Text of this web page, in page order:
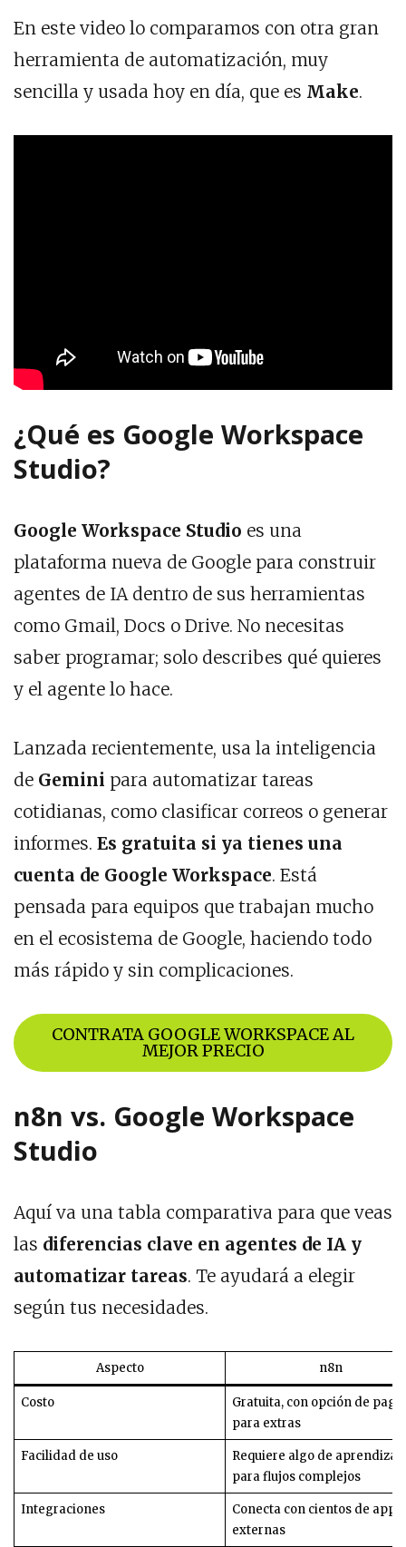
En este video lo comparamos con otra gran
herramienta de automatización, muy
sencilla y usada hoy en día, que es Make.
¿Qué es Google Workspace
Studio?
Google Workspace Studio es una
plataforma nueva de Google para construir
agentes de IA dentro de sus herramientas
como Gmail, Docs o Drive. No necesitas
saber programar; solo describes qué quieres
y el agente lo hace.
Lanzada recientemente, usa la inteligencia
de Gemini para automatizar tareas
cotidianas, como clasificar correos o generar
informes. Es gratuita si ya tienes una
cuenta de Google Workspace. Está
pensada para equipos que trabajan mucho
en el ecosistema de Google, haciendo todo
más rápido y sin complicaciones.
CONTRATA GOOGLE WORKSPACE AL
MEJOR PRECIO
n8n vs. Google Workspace
Studio
Aquí va una tabla comparativa para que veas
las diferencias clave en agentes de IA y
automatizar tareas. Te ayudará a elegir
según tus necesidades.
Aspecto n8n
Costo
Gratuita, con opción de pago
para extras
Facilidad de uso
Requiere algo de
para flujos complejos
Integraciones
Conecta con cientos de apps
externas